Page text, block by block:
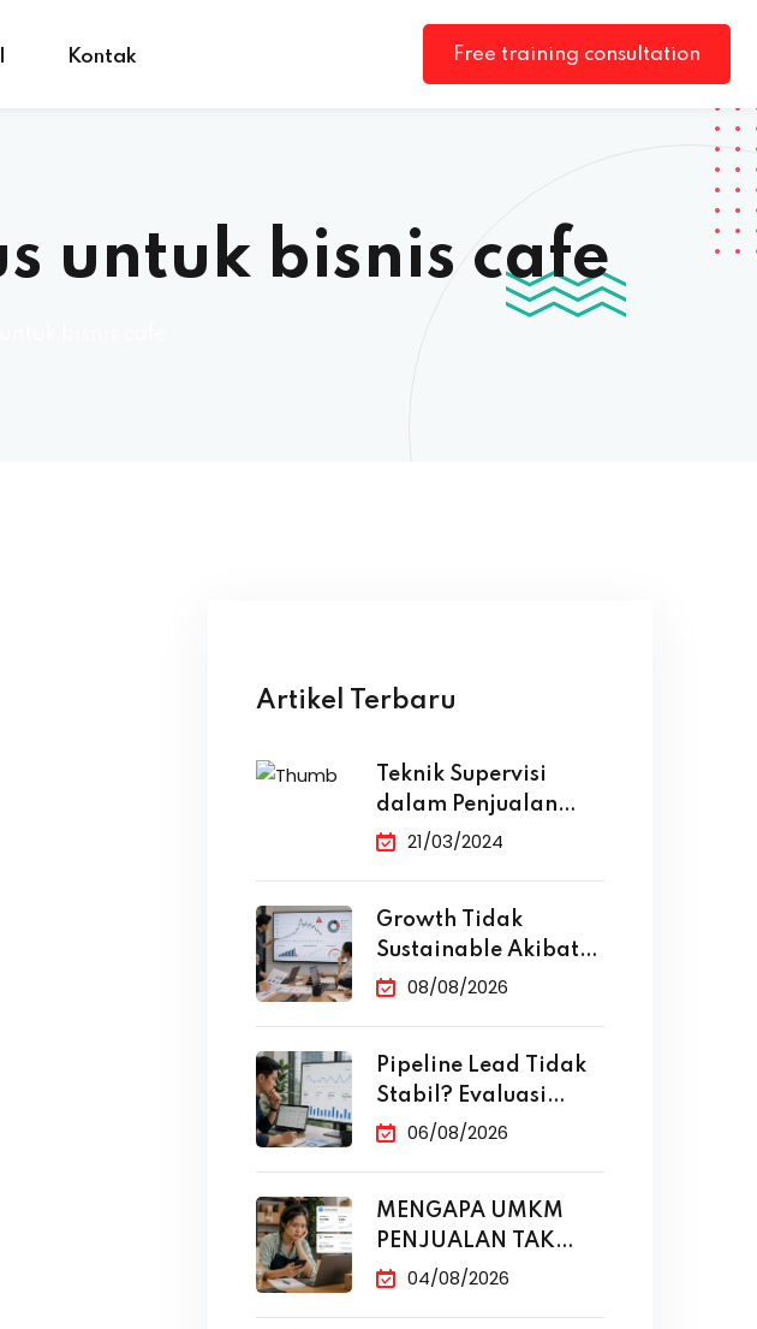
Kontak Free training consultation
untuk bisnis cafe
Artikel Terbaru
Teknik Supervisi
dalam Penjualan
yang Efektif
21/03/2024
Growth Tidak
Sustainable Akibat
Ketergantungan
08/08/2026
Pipeline Lead Tidak
Stabil? Evaluasi
Funnel Marketing
06/08/2026
MENGAPA UMKM
PENJUALAN TAK
NAIK MESKI SUDAH
04/08/2026